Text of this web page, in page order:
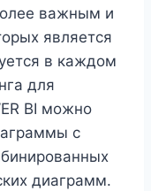
важным и
является
в каждом
для
BI можно
с
диаграмм.